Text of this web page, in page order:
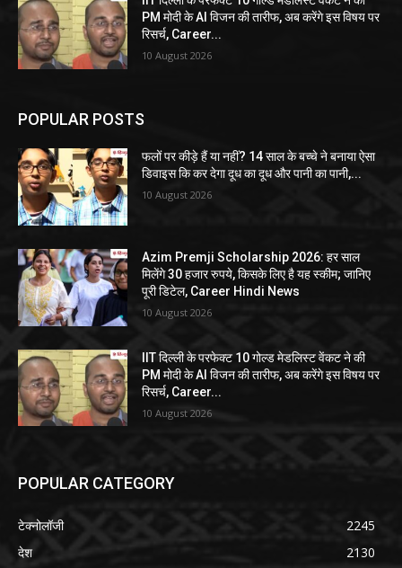
PM मोदी के AI विजन की तारीफ, अब करेंगे इस विषय पर
रिसर्च, Career...
10 August 2026
POPULAR POSTS
फलों पर कीड़े हैं या नहीं? 14 साल के बच्चे ने बनाया ऐसा
डिवाइस कि कर देगा दूध का दूध और पानी का पानी,...
10 August 2026
Azim Premji Scholarship 2026: हर साल
मिलेंगे 30 हजार रुपये, किसके लिए है यह स्कीम; जानिए
पूरी डिटेल, Career Hindi News
10 August 2026
IIT दिल्ली के परफेक्ट 10 गोल्ड मेडलिस्ट वेंकट ने की
PM मोदी के AI विजन की तारीफ, अब करेंगे इस विषय पर
रिसर्च, Career...
10 August 2026
POPULAR CATEGORY
टेक्नोलॉजी
2245
देश
2130